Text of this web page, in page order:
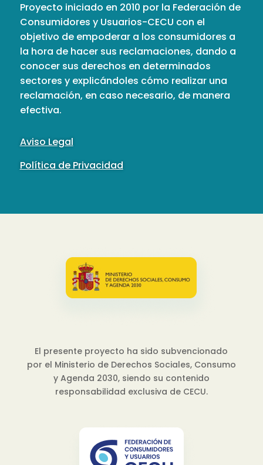
Proyecto iniciado en 2010 por la Federación de
Consumidores y Usuarios-CECU con el
objetivo de empoderar a los consumidores a
la hora de hacer sus reclamaciones, dando a
conocer sus derechos en determinados
sectores y explicándoles cómo realizar una
reclamación, en caso necesario, de manera
efectiva.
Aviso Legal
Política de Privacidad
El presente proyecto ha sido subvencionado
por el Ministerio de Derechos Sociales, Consumo
y Agenda 2030, siendo su contenido
responsabilidad exclusiva de CECU.